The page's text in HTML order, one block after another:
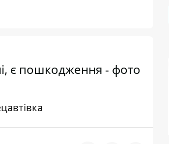
є пошкодження - фото